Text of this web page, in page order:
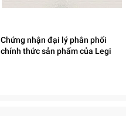
Chứng nhận đại lý phân phối
chính thức sản phẩm của Legi